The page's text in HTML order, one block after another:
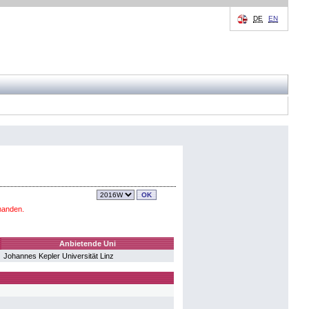
DE EN
Anbietende Uni
Johannes Kepler Universität Linz